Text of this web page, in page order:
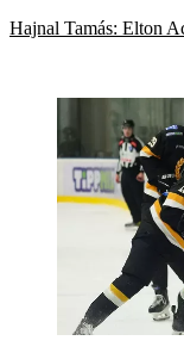
Hajnal Tamás: Elton